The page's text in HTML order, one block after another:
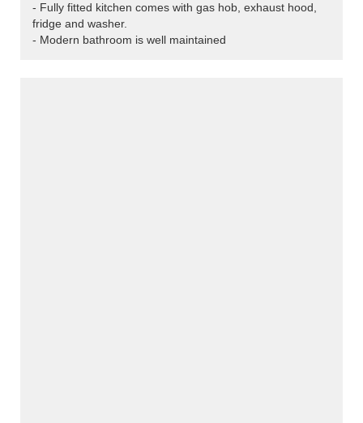
- Fully fitted kitchen comes with gas hob, exhaust hood,
fridge and washer.
- Modern bathroom is well maintained